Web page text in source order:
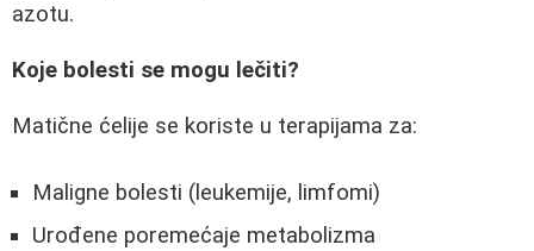
azotu.
Koje bolesti se mogu lečiti?
Matične ćelije se koriste u terapijama za:
Maligne bolesti (leukemije, limfomi)
Urođene poremećaje metabolizma